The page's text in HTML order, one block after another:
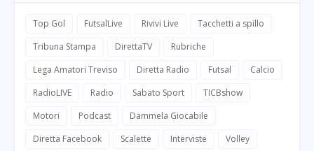
Top Gol FutsalLive Rivivi Live
Tacchetti a spillo
Tribuna Stampa
DirettaTV
Rubriche
Lega Amatori Treviso
Diretta Radio Futsal
Calcio
RadioLIVE
Radio Sabato Sport
TICBshow
Motori
Podcast
Dammela Giocabile
Diretta Facebook
Scalette Interviste
Volley